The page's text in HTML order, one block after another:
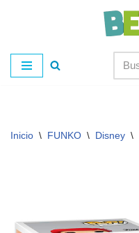
al
contenido
Inicio \ FUNKO \ Disney \